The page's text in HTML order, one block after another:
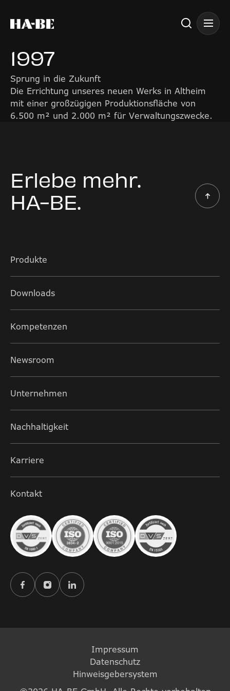
1997
Sprung in die Zukunft
Die Errichtung unseres neuen Werks in Altheim
mit einer großzügigen Produktionsfläche von
6.500 m² und 2.000 m² für Verwaltungszwecke.
Erlebe mehr.
HA-BE.
Produkte
Downloads
Kompetenzen
Newsroom
Unternehmen
Nachhaltigkeit
Karriere
Kontakt
Impressum
Datenschutz
Hinweisgebersystem